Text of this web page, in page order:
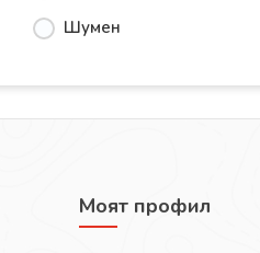
Шумен
Моят профил